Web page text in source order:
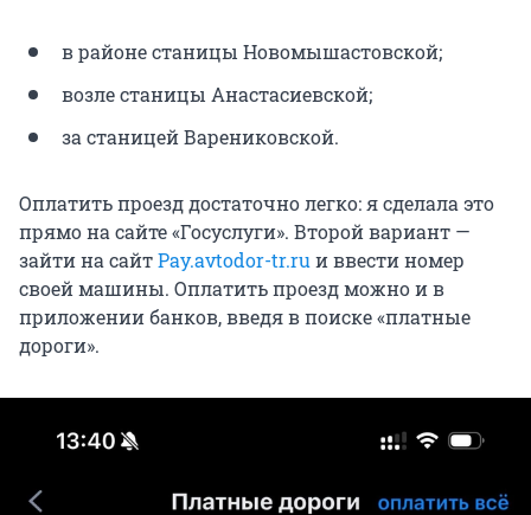
в районе станицы Новомышастовской;
возле станицы Анастасиевской;
за станицей Варениковской.
Оплатить проезд достаточно легко: я сделала это
прямо на сайте «Госуслуги». Второй вариант —
зайти на сайтPay.avtodor-tr.ruи ввести номер
своей машины. Оплатить проезд можно и в
приложении банков, введя в поиске «платные
дороги».